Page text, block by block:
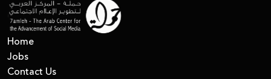
Home
Jobs
Contact Us